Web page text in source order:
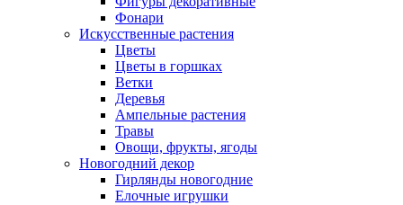
Фонари
Искусственные растения
Цветы
Цветы в горшках
Ветки
Деревья
Ампельные растения
Травы
Овощи, фрукты, ягоды
Новогодний декор
Гирлянды новогодние
Елочные игрушки